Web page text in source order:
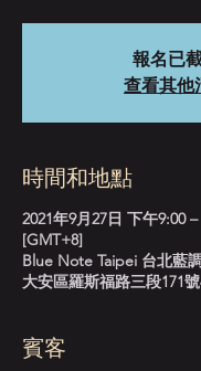
報名已
查看其他
時間和地點
2021年9月27日 下午9:00
[GMT+8]
Blue Note Taipei 台北藍
大安區羅斯福路三段171
賓客